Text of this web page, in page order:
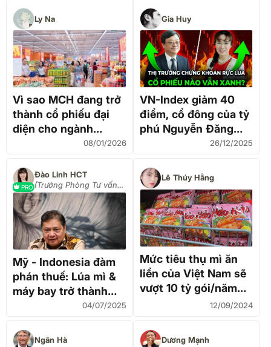
Ly Na
Vì sao MCH đang trở
thành cổ phiếu đại
diện cho ngành
FMCG Việt Nam08/01/2026
Gia Huy
VN-Index giảm 40
điểm, cổ đông của tỷ
phú Nguyễn Đăng
Quang và Nguyễn Thị
"tin và yêu màu tím"
26/12/2025
PRO
Đào Linh HCT
(Trưởng Phòng Tư vấn
đầu tư Hàng hoá)
Mỹ - Indonesia đàm
phán thuế: Lúa mì &
máy bay trở thành
quân bài thương mại
04/07/2025
Lê Thúy Hằng
Mức tiêu thụ mì ăn
liền của Việt Nam sẽ
vượt 10 tỷ gói/năm
vào năm 203012/09/2024
Ngân Hà Dương Mạnh